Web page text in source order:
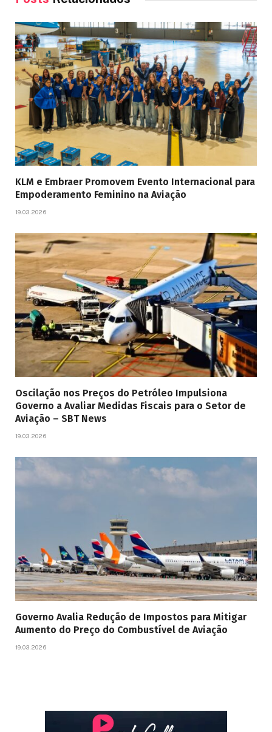
KLM e Embraer Promovem Evento Internacional para
Empoderamento Feminino na Aviação
19.03.2026
Oscilação nos Preços do Petróleo Impulsiona
Governo a Avaliar Medidas Fiscais para o Setor de
Aviação – SBT News
19.03.2026
Governo Avalia Redução de Impostos para Mitigar
Aumento do Preço do Combustível de Aviação
19.03.2026